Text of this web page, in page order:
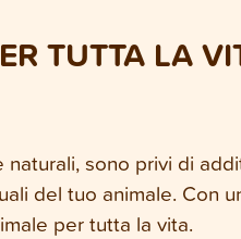
TUTTA LA
sono privi di
del tuo animale. Con
per tutta la vita.